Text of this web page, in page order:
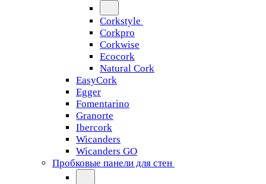
Corkstyle
Corkpro
Corkwise
Ecocork
Natural Cork
EasyCork
Egger
Fomentarino
Granorte
Ibercork
Wicanders
Wicanders GO
Пробковые панели для стен